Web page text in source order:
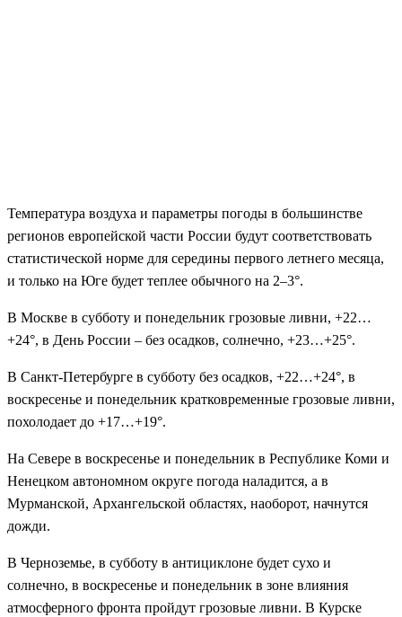
Температура воздуха и параметры погоды в большинстве
регионов европейской части России будут соответствовать
статистической норме для середины первого летнего месяца,
и только на Юге будет теплее обычного на 2–3°.
В Москве в субботу и понедельник грозовые ливни, +22…
+24°, в День России – без осадков, солнечно, +23…+25°.
В Санкт-Петербурге в субботу без осадков, +22…+24°, в
воскресенье и понедельник кратковременные грозовые ливни,
похолодает до +17…+19°.
На Севере в воскресенье и понедельник в Республике Коми и
Ненецком автономном округе погода наладится, а в
Мурманской, Архангельской областях, наоборот, начнутся
дожди.
В Черноземье, в субботу в антициклоне будет сухо и
солнечно, в воскресенье и понедельник в зоне влияния
атмосферного фронта пройдут грозовые ливни. В Курске